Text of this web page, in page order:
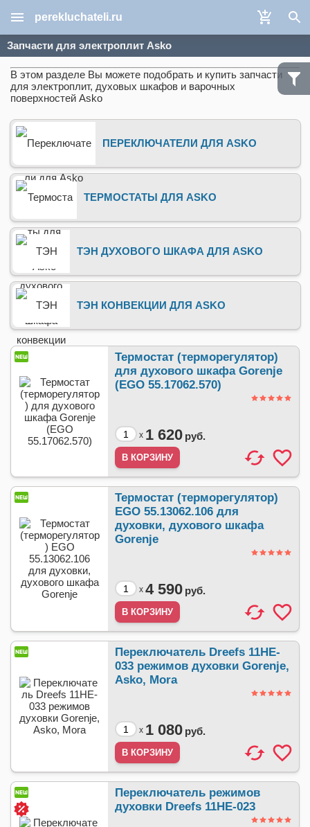
perekluchateli.ru
Запчасти для электроплит Asko
В этом разделе Вы можете подобрать и купить запчасти
для электроплит, духовых шкафов и варочных
поверхностей Asko
ПЕРЕКЛЮЧАТЕЛИ ДЛЯ ASKO
ТЕРМОСТАТЫ ДЛЯ ASKO
ТЭН ДУХОВОГО ШКАФА ДЛЯ ASKO
ТЭН КОНВЕКЦИИ ДЛЯ ASKO
Термостат (терморегулятор)
для духового шкафа Gorenje
(EGO 55.17062.570)
x 1 620 руб.
Термостат (терморегулятор)
EGO 55.13062.106 для
духовки, духового шкафа
Gorenje
x 4 590 руб.
Переключатель Dreefs 11HE-
033 режимов духовки Gorenje,
Asko, Mora
x 1 080 руб.
Переключатель режимов
духовки Dreefs 11HE-023